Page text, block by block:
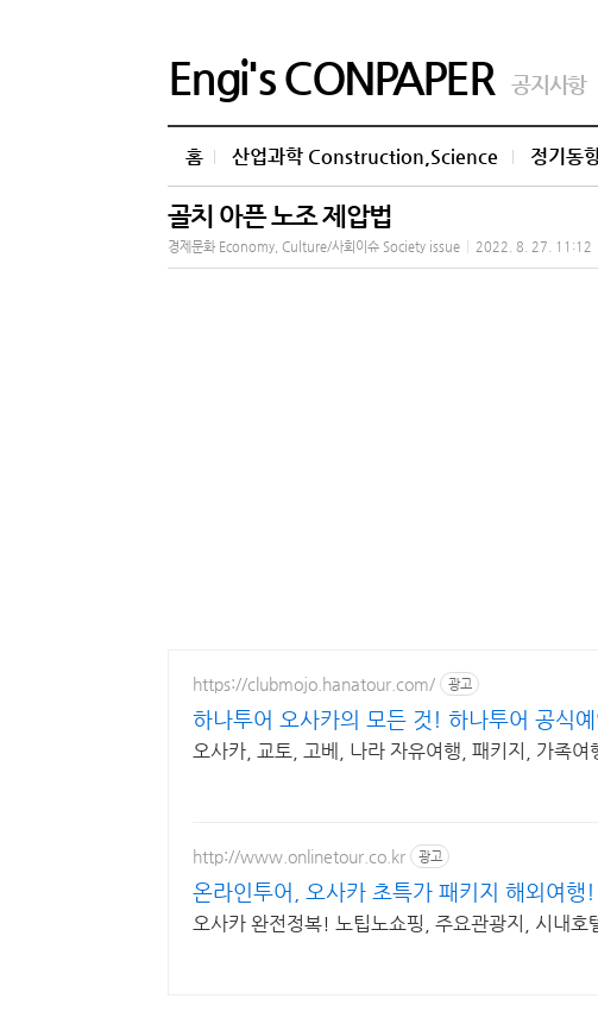
Engi's CONPAPER 공지사항
홈 산업과학 Construction,Science 정기동
골치 아픈 노조 제압법
경제문화 Economy, Culture/사회이슈 Society issue 2022. 8. 27. 11:12
https://clubmojo.hanatour.com/ 광고
하나투어 오사카의 모든 것! 하나투어 공식
오사카, 교토, 고베, 나라 자유여행, 패키지, 가족
http://www.onlinetour.co.kr 광고
온라인투어, 오사카 초특가 패키지 해외여행!
오사카 완전정복! 노팁노쇼핑, 주요관광지, 시내호